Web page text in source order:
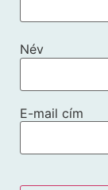
Név
E-mail cím